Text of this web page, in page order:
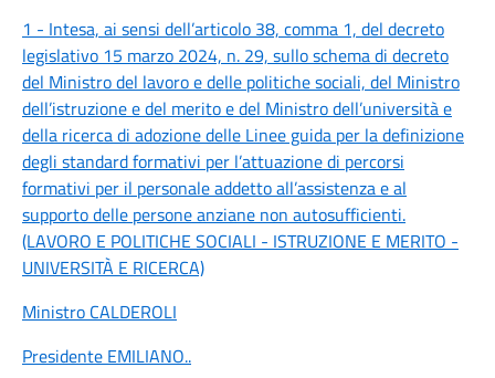
1 - Intesa, ai sensi dell’articolo 38, comma 1, del decreto
legislativo 15 marzo 2024, n. 29, sullo schema di decreto
del Ministro del lavoro e delle politiche sociali, del Ministro
dell’istruzione e del merito e del Ministro dell’università e
della ricerca di adozione delle Linee guida per la definizione
degli standard formativi per l’attuazione di percorsi
formativi per il personale addetto all’assistenza e al
supporto delle persone anziane non autosufficienti.
(LAVORO E POLITICHE SOCIALI - ISTRUZIONE E MERITO -
UNIVERSITÀ E RICERCA)
Ministro CALDEROLI
Presidente EMILIANO..